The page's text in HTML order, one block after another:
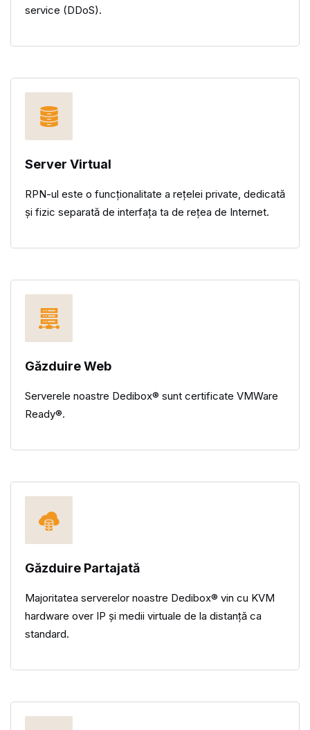
service (DDoS).
Server Virtual
RPN-ul este o funcționalitate a rețelei private, dedicată
și fizic separată de interfața ta de rețea de Internet.
Găzduire Web
Serverele noastre Dedibox® sunt certificate VMWare
Ready®.
Găzduire Partajată
Majoritatea serverelor noastre Dedibox® vin cu KVM
hardware over IP și medii virtuale de la distanță ca
standard.